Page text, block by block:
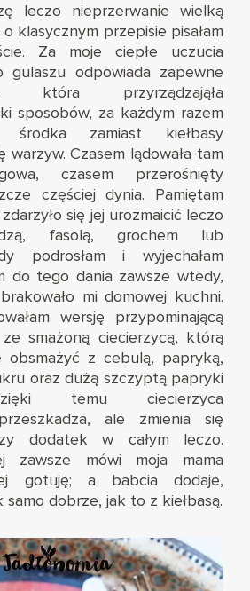
leczo nieprzerwanie wielką
klasycznym przepisie pisałam
. Za moje ciepłe uczucia
gulaszu odpowiada zapewne
która przyrządzająła
sposobów, za każdym razem
środka zamiast kiełbasy
Czasem lądowała tam
czasem przerośnięty
częściej dynia. Pamiętam
się jej urozmaicić leczo
fasolą, grochem lub
podrosłam i wyjechałam
do tego dania zawsze wtedy,
mi domowej kuchni.
wersję przypominającą
smażoną ciecierzycą, którą
obsmażyć z cebulą, papryką,
oraz dużą szczyptą papryki
temu ciecierzyca
ale zmienia się
dodatek w całym leczo.
zawsze mówi moja mama
gotuję; a babcia dodaje,
samo dobrze, jak to z kiełbasą.